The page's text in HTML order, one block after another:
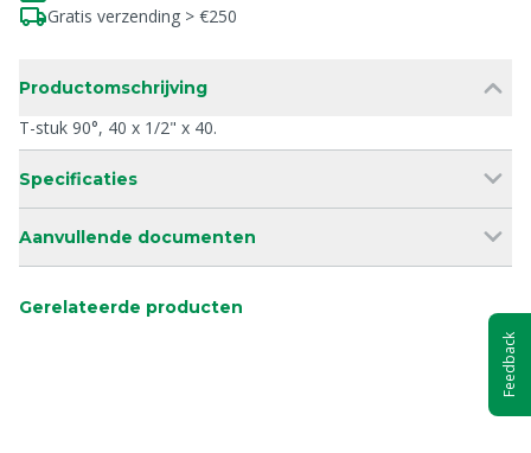
Gratis verzending > €250
Productomschrijving
T-stuk 90°, 40 x 1/2" x 40.
Specificaties
Aanvullende documenten
Gerelateerde producten
Feedback